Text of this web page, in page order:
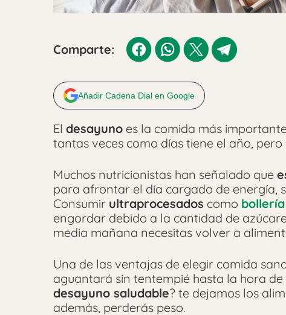
Comparte:
Añadir Cadena Dial en Google
El desayuno es la comida más
tantas veces como días tiene el año,
Muchos nutricionistas han señalado que
para afrontar el día cargado de energía,
Consumir ultraprocesados como
engordar debido a la cantidad de
media mañana necesitas volver a
Una de las ventajas de elegir comida
aguantará sin tentempié hasta la hora de
desayuno saludable? te dejamos los
además, perderás peso.